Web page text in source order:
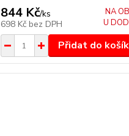
844 Kč/ks
698 Kč bez DPH
NA
U
Přidat do